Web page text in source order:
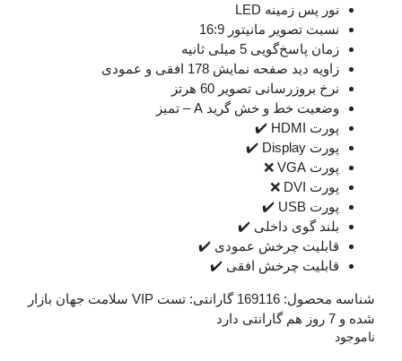
پس زمینه
LED
تصویر مانیتور 16:9
پاسخ‌گویی 5 میلی ثانیه
دید صفحه نمایش 178 افقی و عمودی
بروزرسانی تصویر 60 هرتز
خط و خش گرید A – تمیز
✔️
✔️
❌
❌
✔️
گوی داخلی ✔️
چرخش عمودی ✔️
چرخش افقی ✔️
169116 گارانتی: تست VIP سلامت جهان بازار